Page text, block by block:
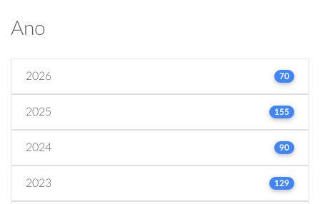
Ano
2026 70
2025 155
2024 90
2023 129